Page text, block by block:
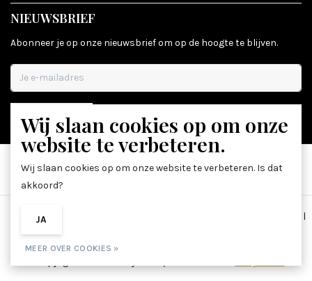
NIEUWSBRIEF
Abonneer je op onze nieuwsbrief om op de hoogte te blijven.
ABONNEER
Algemene voorwaarden
|
Wij slaan cookies op om onze
website te verbeteren.
Wij slaan cookies op om onze website te verbeteren. Is dat
akkoord?
JA
MEER OVER COOKIES »